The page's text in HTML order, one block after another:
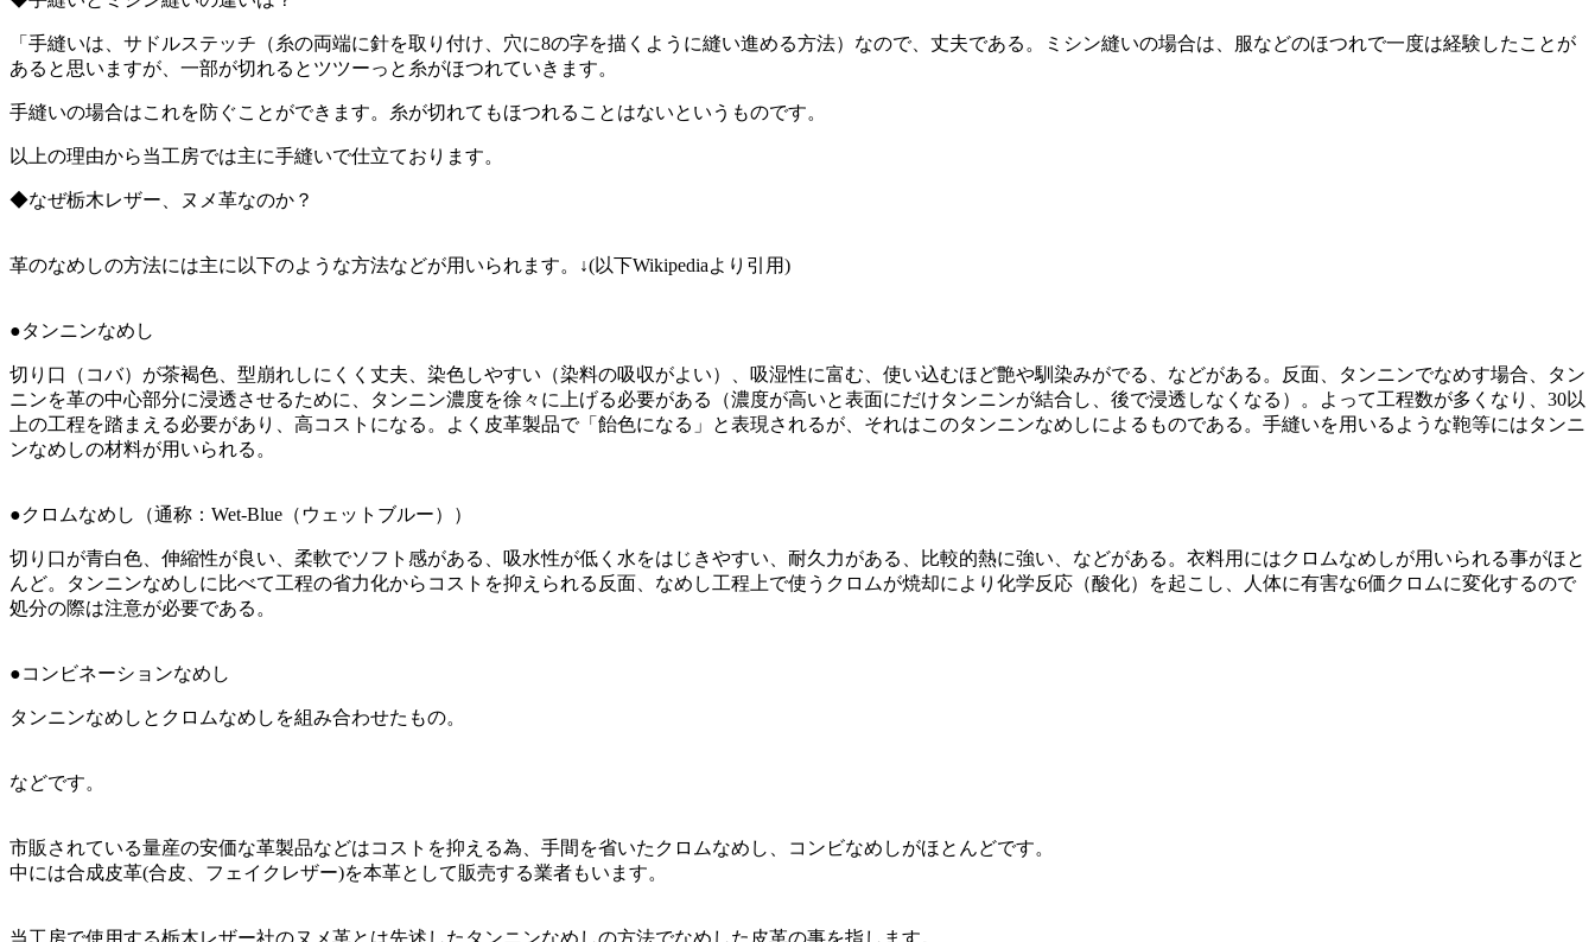
「手縫いは、サドルステッチ（糸の両端に針を取り付け、穴に8の字を描くように縫い進める方法）なので、丈夫である。ミシン縫いの場合は、服などのほつれで一度は経験したことが
あると思いますが、一部が切れるとツツーっと糸がほつれていきます。
手縫いの場合はこれを防ぐことができます。糸が切れてもほつれることはないというものです。
以上の理由から当工房では主に手縫いで仕立ております。
◆なぜ栃木レザー、ヌメ革なのか？
革のなめしの方法には主に以下のような方法などが用いられます。↓(以下Wikipediaより引用)
●タンニンなめし
切り口（コバ）が茶褐色、型崩れしにくく丈夫、染色しやすい（染料の吸収がよい）、吸湿性に富む、使い込むほど艶や馴染みがでる、などがある。反面、タンニンでなめす場合、タン
ニンを革の中心部分に浸透させるために、タンニン濃度を徐々に上げる必要がある（濃度が高いと表面にだけタンニンが結合し、後で浸透しなくなる）。よって工程数が多くなり、30以
上の工程を踏まえる必要があり、高コストになる。よく皮革製品で「飴色になる」と表現されるが、それはこのタンニンなめしによるものである。手縫いを用いるような鞄等にはタンニ
ンなめしの材料が用いられる。
●クロムなめし（通称：Wet-Blue（ウェットブルー））
切り口が青白色、伸縮性が良い、柔軟でソフト感がある、吸水性が低く水をはじきやすい、耐久力がある、比較的熱に強い、などがある。衣料用にはクロムなめしが用いられる事がほと
んど。タンニンなめしに比べて工程の省力化からコストを抑えられる反面、なめし工程上で使うクロムが焼却により化学反応（酸化）を起こし、人体に有害な6価クロムに変化するので
処分の際は注意が必要である。
●コンビネーションなめし
タンニンなめしとクロムなめしを組み合わせたもの。
などです。
市販されている量産の安価な革製品などはコストを抑える為、手間を省いたクロムなめし、コンビなめしがほとんどです。
中には合成皮革(合皮、フェイクレザー)を本革として販売する業者もいます。
当工房で使用する栃木レザー社のヌメ革とは先述したタンニンなめしの方法でなめした皮革の事を指します。